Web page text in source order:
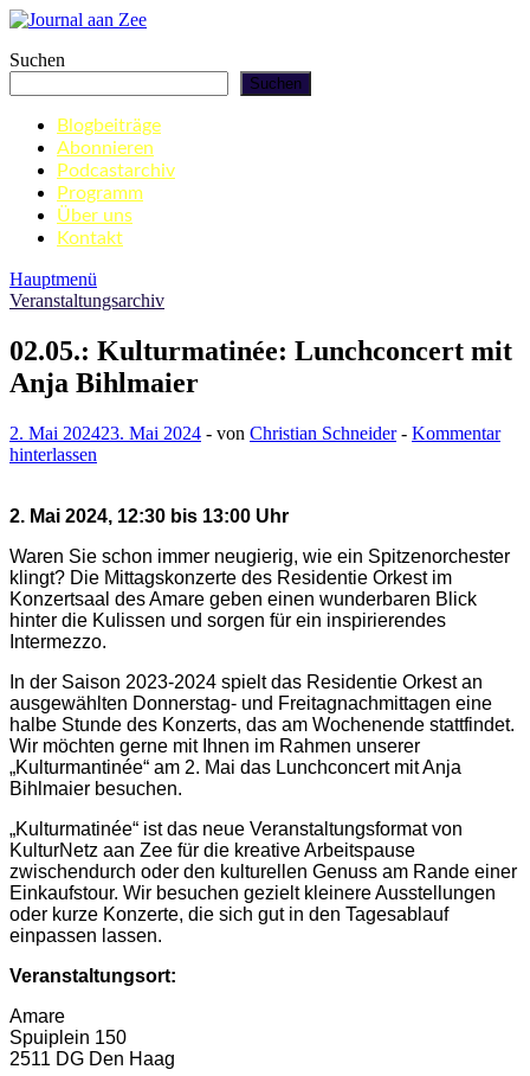
Zum
springen
Journal aan Zee
Suchen
Suchen
Blogbeiträge
Abonnieren
Podcastarchiv
Programm
Über uns
Kontakt
Hauptmenü
Veranstaltungsarchiv
02.05.: Kulturmatinée: Lunchconcert mit
Anja Bihlmaier
2. Mai 202423. Mai 2024 - von Christian Schneider- Kommentar
hinterlassen
2. Mai 2024, 12:30 bis 13:00 Uhr
Waren Sie schon immer neugierig, wie ein Spitzenorchester
klingt? Die Mittagskonzerte des Residentie Orkest im
Konzertsaal des Amare geben einen wunderbaren Blick
hinter die Kulissen und sorgen für ein inspirierendes
Intermezzo.
In der Saison 2023-2024 spielt das Residentie Orkest an
ausgewählten Donnerstag- und Freitagnachmittagen eine
halbe Stunde des Konzerts, das am Wochenende stattfindet.
Wir möchten gerne mit Ihnen im Rahmen unserer
„Kulturmantinée“ am 2. Mai das Lunchconcert mit Anja
Bihlmaier besuchen.
„Kulturmatinée“ ist das neue Veranstaltungsformat von
KulturNetz aan Zee für die kreative Arbeitspause
zwischendurch oder den kulturellen Genuss am Rande einer
Einkaufstour. Wir besuchen gezielt kleinere Ausstellungen
oder kurze Konzerte, die sich gut in den Tagesablauf
einpassen lassen.
Veranstaltungsort:
Amare
Spuiplein 150
2511 DG Den Haag